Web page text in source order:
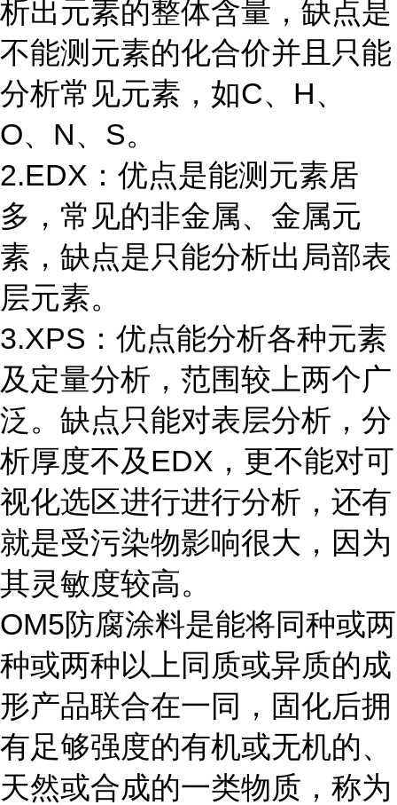
析出元素的整体含量，缺点是
不能测元素的化合价并且只能
分析常见元素，如C、H、
O、N、S。
2.EDX：优点是能测元素居
多，常见的非金属、金属元
素，缺点是只能分析出局部表
层元素。
3.XPS：优点能分析各种元素
及定量分析，范围较上两个广
泛。缺点只能对表层分析，分
析厚度不及EDX，更不能对可
视化选区进行进行分析，还有
就是受污染物影响很大，因为
其灵敏度较高。
OM5防腐涂料是能将同种或两
种或两种以上同质或异质的成
形产品联合在一同，固化后拥
有足够强度的有机或无机的、
天然或合成的一类物质，称为